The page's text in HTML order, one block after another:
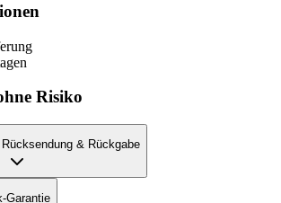
Risiko
& Rückgabe
Garantie